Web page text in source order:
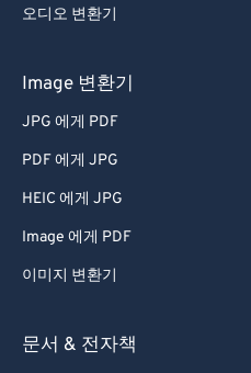
오디오 변환기
Image 변환기
JPG 에게 PDF
PDF 에게 JPG
HEIC 에게 JPG
Image 에게 PDF
이미지 변환기
문서 & 전자책